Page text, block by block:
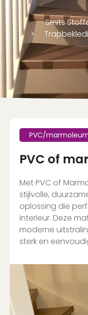
Smits
PVC/
PVC of
Met PVC of
stijlvolle,
oplossing die
interieur. Deze
moderne
sterk en